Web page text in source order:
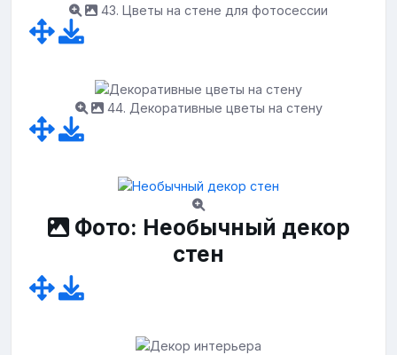
43. Цветы на стене для фотосессии
44. Декоративные цветы на стену
Фото: Необычный декор
стен